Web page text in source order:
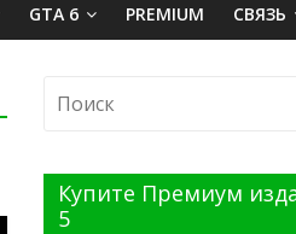
GTA 6 PREMIUM СВЯЗЬ
Купите Премиум
5